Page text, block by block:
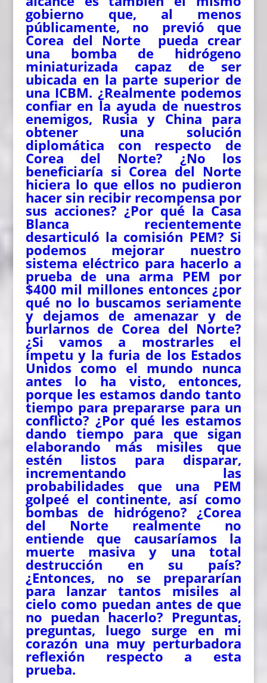
gobierno que, al menos
públicamente, no previó que
Corea del Norte pueda crear
una bomba de hidrógeno
miniaturizada capaz de ser
ubicada en la parte superior de
una ICBM. ¿Realmente podemos
confiar en la ayuda de nuestros
enemigos, Rusia y China para
obtener una solución
diplomática con respecto de
Corea del Norte? ¿No los
beneficiaría si Corea del Norte
hiciera lo que ellos no pudieron
hacer sin recibir recompensa por
sus acciones? ¿Por qué la Casa
Blanca recientemente
desarticuló la comisión PEM? Si
podemos mejorar nuestro
sistema eléctrico para hacerlo a
prueba de una arma PEM por
$400 mil millones entonces ¿por
qué no lo buscamos seriamente
y dejamos de amenazar y de
burlarnos de Corea del Norte?
¿Si vamos a mostrarles el
ímpetu y la furia de los Estados
Unidos como el mundo nunca
antes lo ha visto, entonces,
porque les estamos dando tanto
tiempo para prepararse para un
conflicto? ¿Por qué les estamos
dando tiempo para que sigan
elaborando más misiles que
estén listos para disparar,
incrementando las
probabilidades que una PEM
golpeé el continente, así como
bombas de hidrógeno? ¿Corea
del Norte realmente no
entiende que causaríamos la
muerte masiva y una total
destrucción en su país?
¿Entonces, no se prepararían
para lanzar tantos misiles al
cielo como puedan antes de que
no puedan hacerlo? Preguntas,
preguntas, luego surge en mi
corazón una muy perturbadora
reflexión respecto a esta
prueba.